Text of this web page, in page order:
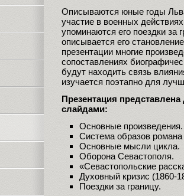
Описываются юные годы
участие в военных
упоминаются его поездки за
описывается его
презентации многие
сопоставлениях
будут находить связь
изучается поэтапно для
Презентация
слайдами:
Основные произведения.
Система образов
Основные мысли цикла.
Оборона Севастополя.
«Севастопольские
Духовный кризис (1860-
Поездки за границу.